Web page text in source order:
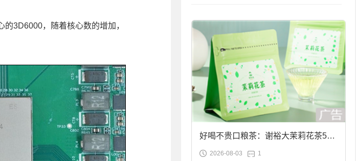
3D6000，随着核心数的增加，
好喝不贵口粮茶：谢裕大茉莉花茶50g
袋装9.9元到手
2026-08-03 1